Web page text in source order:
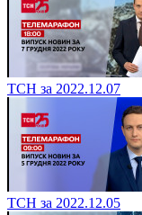
ТСН за 2022.12.07
ТСН за 2022.12.05